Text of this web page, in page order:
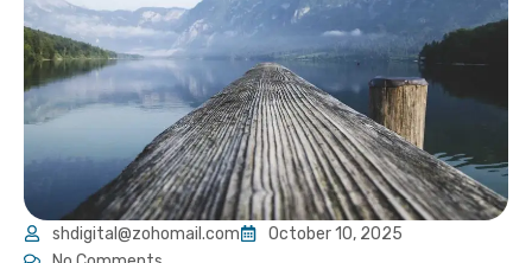
shdigital@zohomail.com
October 10, 2025